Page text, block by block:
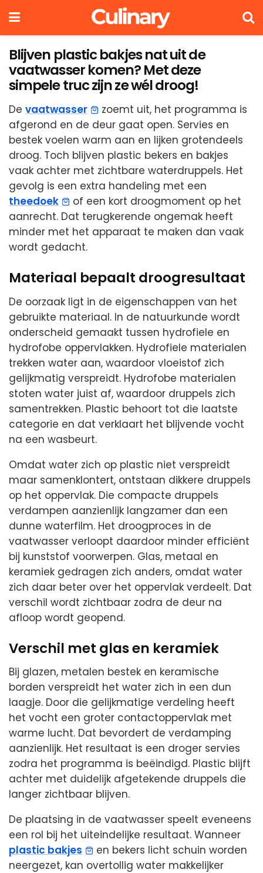
Blijven plastic bakjes nat uit de
vaatwasser komen? Met deze
simpele truc zijn ze wél droog!
De vaatwasser
zoemt uit, het programma is
afgerond en de deur gaat open. Servies en
bestek voelen warm aan en lijken grotendeels
droog. Toch blijven plastic bekers en bakjes
vaak achter met zichtbare waterdruppels. Het
gevolg is een extra handeling met een
theedoek
of een kort droogmoment op het
aanrecht. Dat terugkerende ongemak heeft
minder met het apparaat te maken dan vaak
wordt gedacht.
Materiaal bepaalt droogresultaat
De oorzaak ligt in de eigenschappen van het
gebruikte materiaal. In de natuurkunde wordt
onderscheid gemaakt tussen hydrofiele en
hydrofobe oppervlakken. Hydrofiele materialen
trekken water aan, waardoor vloeistof zich
gelijkmatig verspreidt. Hydrofobe materialen
stoten water juist af, waardoor druppels zich
samentrekken. Plastic behoort tot die laatste
categorie en dat verklaart het blijvende vocht
na een wasbeurt.
Omdat water zich op plastic niet verspreidt
maar samenklontert, ontstaan dikkere druppels
op het oppervlak. Die compacte druppels
verdampen aanzienlijk langzamer dan een
dunne waterfilm. Het droogproces in de
vaatwasser verloopt daardoor minder efficiënt
bij kunststof voorwerpen. Glas, metaal en
keramiek gedragen zich anders, omdat water
zich daar beter over het oppervlak verdeelt. Dat
verschil wordt zichtbaar zodra de deur na
afloop wordt geopend.
Verschil met glas en keramiek
Bij glazen, metalen bestek en keramische
borden verspreidt het water zich in een dun
laagje. Door die gelijkmatige verdeling heeft
het vocht een groter contactoppervlak met
warme lucht. Dat bevordert de verdamping
aanzienlijk. Het resultaat is een droger servies
zodra het programma is beëindigd. Plastic blijft
achter met duidelijk afgetekende druppels die
langer zichtbaar blijven.
De plaatsing in de vaatwasser speelt eveneens
een rol bij het uiteindelijke resultaat. Wanneer
plastic bakjes
en bekers licht schuin worden
neergezet, kan overtollig water makkelijker